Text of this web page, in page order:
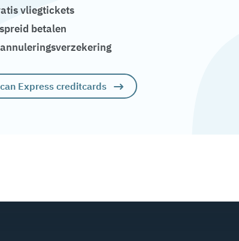
vliegtickets
betalen
Express creditcards